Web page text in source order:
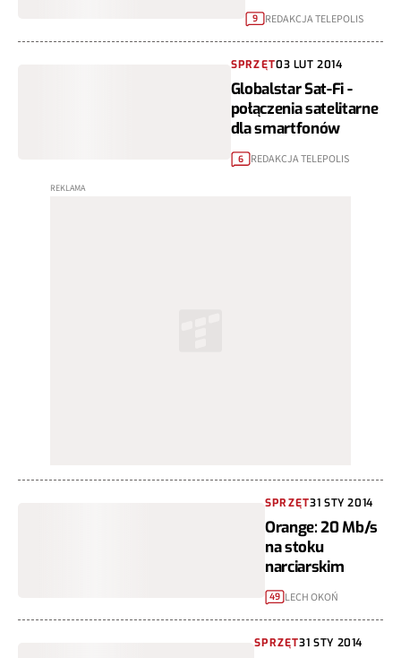
9 REDAKCJA TELEPOLIS
SPRZĘT03 LUT 2014
Globalstar Sat-Fi -
połączenia satelitarne
dla smartfonów
6 REDAKCJA TELEPOLIS
SPRZĘT31 STY 2014
Orange: 20 Mb/s
na stoku
narciarskim
49 LECH OKOŃ
SPRZĘT31 STY 2014